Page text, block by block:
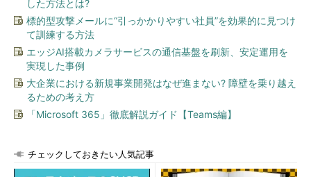
表4 Managed InstanceとSQL Serverの代表的な機能の違い
SQL Databaseでは、タイムゾーンはUTC固定となっていまし
たが、Managed Instanceでは、インスタンス作成時に任意のタ
イムゾーンを指定できるようになりました。
これにより、GETDATE関数のような日付関数の値を日本時間
で取得することが可能になるので、データベースの移行を実施し
うか。
した方法とは?
標的型攻撃メールに“引っかかりやすい社員”を効果的に見つけ
て訓練する方法
エッジAI搭載カメラサービスの通信基盤を刷新、安定運用を
実現した事例
大企業における新規事業開発はなぜ進まない? 障壁を乗り越え
るための考え方
「Microsoft 365」徹底解説ガイド【Teams編】
チェックしておきたい人気記事